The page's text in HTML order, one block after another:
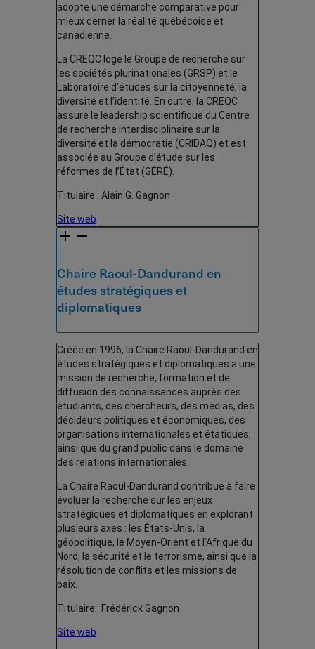
adopte une démarche comparative pour
mieux cerner la réalité québécoise et
canadienne.
La CREQC loge le Groupe de recherche sur
les sociétés plurinationales (GRSP) et le
Laboratoire d’études sur la citoyenneté, la
diversité et l’identité. En outre, la CREQC
assure le leadership scientifique du Centre
de recherche interdisciplinaire sur la
diversité et la démocratie (CRIDAQ) et est
associée au Groupe d’étude sur les
réformes de l’État (GÉRÉ).
Titulaire : Alain G. Gagnon
Site web
Chaire Raoul-Dandurand en
études stratégiques et
diplomatiques
Créée en 1996, la Chaire Raoul-Dandurand en
études stratégiques et diplomatiques a une
mission de recherche, formation et de
diffusion des connaissances auprès des
étudiants, des chercheurs, des médias, des
décideurs politiques et économiques, des
organisations internationales et étatiques,
ainsi que du grand public dans le domaine
des relations internationales.
La Chaire Raoul-Dandurand contribue à faire
évoluer la recherche sur les enjeux
stratégiques et diplomatiques en explorant
plusieurs axes : les États-Unis, la
géopolitique, le Moyen-Orient et l’Afrique du
Nord, la sécurité et le terrorisme, ainsi que la
résolution de conflits et les missions de
paix.
Titulaire : Frédérick Gagnon
Site web